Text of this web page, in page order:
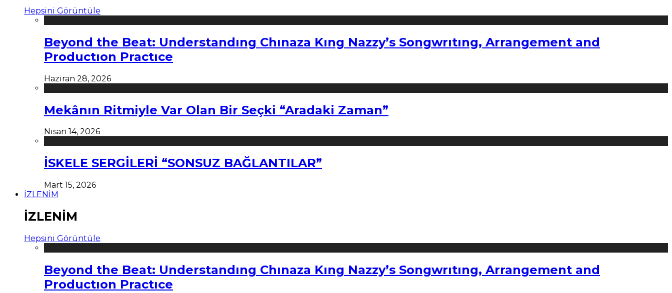
Hepsini Görüntüle
Beyond the Beat: Understandıng Chınaza Kıng Nazzy’s Songwrıtıng, Arrangement and
Productıon Practıce
Haziran 28, 2026
Mekânın Ritmiyle Var Olan Bir Seçki “Aradaki Zaman”
Nisan 14, 2026
İSKELE SERGİLERİ “SONSUZ BAĞLANTILAR”
Mart 15, 2026
İZLENİM
İZLENİM
Hepsini Görüntüle
Beyond the Beat: Understandıng Chınaza Kıng Nazzy’s Songwrıtıng, Arrangement and
Productıon Practıce